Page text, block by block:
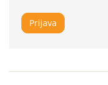
Prijava